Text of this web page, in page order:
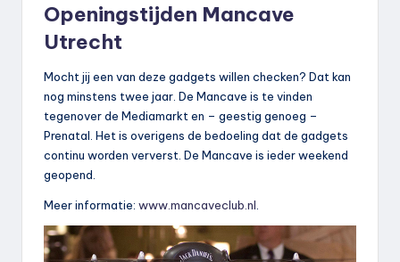
Openingstijden Mancave
Utrecht
Mocht jij een van deze gadgets willen checken? Dat kan
nog minstens twee jaar. De Mancave is te vinden
tegenover de Mediamarkt en – geestig genoeg –
Prenatal. Het is overigens de bedoeling dat de gadgets
continu worden ververst. De Mancave is ieder weekend
geopend.
Meer informatie: www.mancaveclub.nl